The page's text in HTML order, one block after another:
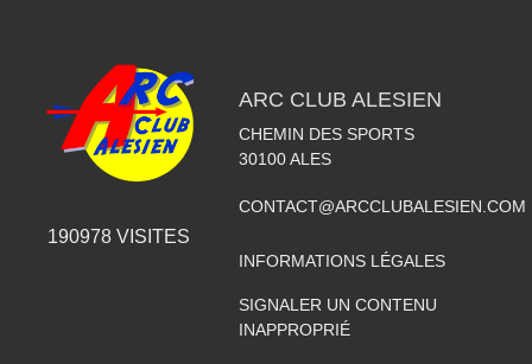
190978 VISITES
ARC CLUB ALESIEN
CHEMIN DES SPORTS
30100 ALES
CONTACT@ARCCLUBALESIEN.COM
INFORMATIONS LÉGALES
SIGNALER UN CONTENU
INAPPROPRIÉ